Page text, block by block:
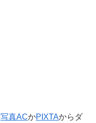
写真ACかPIXTAからダ